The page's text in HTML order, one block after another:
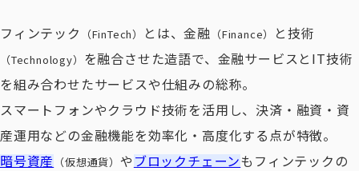
フィンテック （FinTech） とは、金融 （Finance） と技術
（Technology） を融合させた造語で、金融サービスとIT技術
を組み合わせたサービスや仕組みの総称。
スマートフォンやクラウド技術を活用し、決済・融資・資
産運用などの金融機能を効率化・高度化する点が特徴。
暗号資産 （仮想通貨）やブロックチェーンもフィンテックの